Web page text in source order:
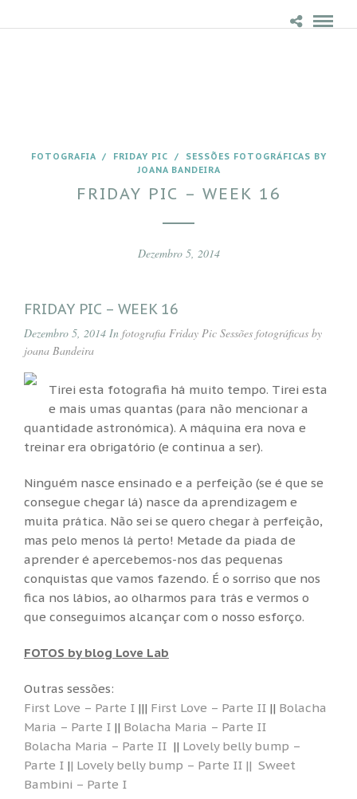
FOTOGRAFIA/ FRIDAY PIC /
SESSÕES FOTOGRÁFICAS BY
JOANA BANDEIRA
FRIDAY PIC – WEEK 16
Dezembro 5, 2014
FRIDAY PIC – WEEK 16
Dezembro 5, 2014 In fotografia Friday Pic Sessões fotográficas by
joana Bandeira
Tirei esta fotografia há muito tempo. Tirei esta
e mais umas quantas (para não mencionar a
quantidade astronómica). A máquina era nova e
treinar era obrigatório (e continua a ser).
Ninguém nasce ensinado e a perfeição (se é que se
consegue chegar lá) nasce da aprendizagem e
muita prática. Não sei se quero chegar à perfeição,
mas pelo menos lá perto! Metade da piada de
aprender é apercebemos-nos das pequenas
conquistas que vamos fazendo. É o sorriso que nos
fica nos lábios, ao olharmos para trás e vermos o
que conseguimos alcançar com o nosso esforço.
FOTOS by blog Love Lab
Outras sessões:
First Love – Parte I ||| First Love – Parte II || Bolacha
Maria – Parte I || Bolacha Maria – Parte II
Bolacha Maria – Parte II || Lovely belly bump –
Parte I || Lovely belly bump – Parte II || Sweet
Bambini – Parte I